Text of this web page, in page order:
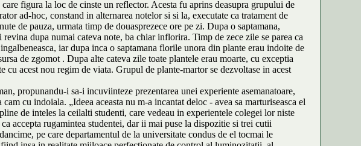
figura la loc de cinste un reflector. Acesta fu aprins deasupra grupului de
ad-hoc, constand in alternarea notelor si si la, executate ca tratament de
de pauza, urmata timp de douasprezece ore pe zi. Dupa o saptamana,
dupa numai cateva note, ba chiar inflorira. Timp de zece zile se parea ca
iar dupa inca o saptamana florile unora din plante erau indoite de
de zgomot . Dupa alte cateva zile toate plantele erau moarte, cu exceptia
acest nou regim de viata. Grupul de plante-martor se dezvoltase in acest
propunandu-i sa-i incuviinteze prezentarea unei experiente asemanatoare,
cu indoiala. „Ideea aceasta nu m-a incantat deloc - avea sa marturiseasca el
de inteles la ceilalti studenti, care vedeau in experientele colegei lor niste
accepta rugamintea studentei, dar ii mai puse la dispozitie si trei cutii
pe care departamentul de la universitate condus de el tocmai le